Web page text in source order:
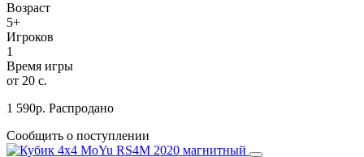
Возраст
5+
Игроков
1
Время игры
от 20 с.
1 590р. Распродано
Сообщить о поступлении